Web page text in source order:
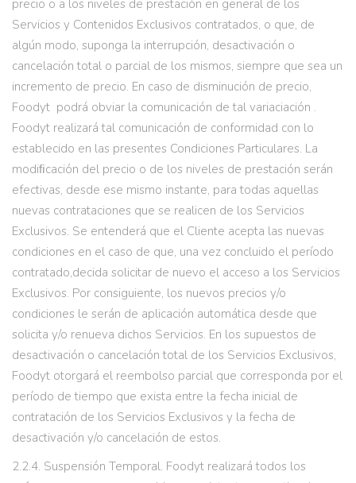
precio o a los niveles de prestación en general de los
Servicios y Contenidos Exclusivos contratados, o que, de
algún modo, suponga la interrupción, desactivación o
cancelación total o parcial de los mismos, siempre que sea un
incremento de precio. En caso de disminución de precio,
Foodyt podrá obviar la comunicación de tal variaciación .
Foodyt realizará tal comunicación de conformidad con lo
establecido en las presentes Condiciones Particulares. La
modiﬁcación del precio o de los niveles de prestación serán
efectivas, desde ese mismo instante, para todas aquellas
nuevas contrataciones que se realicen de los Servicios
Exclusivos. Se entenderá que el Cliente acepta las nuevas
condiciones en el caso de que, una vez concluido el período
contratado,decida solicitar de nuevo el acceso a los Servicios
Exclusivos. Por consiguiente, los nuevos precios y/o
condiciones le serán de aplicación automática desde que
solicita y/o renueva dichos Servicios. En los supuestos de
desactivación o cancelación total de los Servicios Exclusivos,
Foodyt otorgará el reembolso parcial que corresponda por el
período de tiempo que exista entre la fecha inicial de
contratación de los Servicios Exclusivos y la fecha de
desactivación y/o cancelación de estos.
2.2.4. Suspensión Temporal. Foodyt realizará todos los